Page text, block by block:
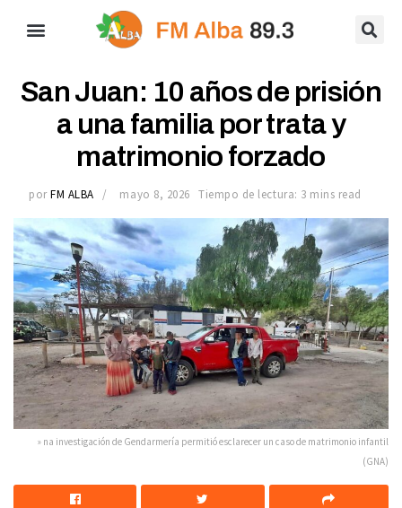
San Juan: 10 años de prisión
a una familia por trata y
matrimonio forzado
por FM ALBA mayo 8, 2026 Tiempo de lectura: 3 mins read
» na investigación de Gendarmería permitió esclarecer un caso de matrimonio infantil
(GNA)